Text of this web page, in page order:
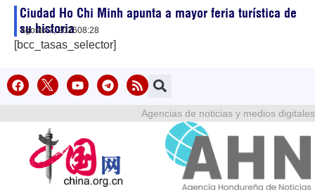
Ciudad Ho Chi Minh apunta a mayor feria turística de
su historia
agosto 7, 202608:28
[bcc_tasas_selector]
Agencias de noticias y medios digitales